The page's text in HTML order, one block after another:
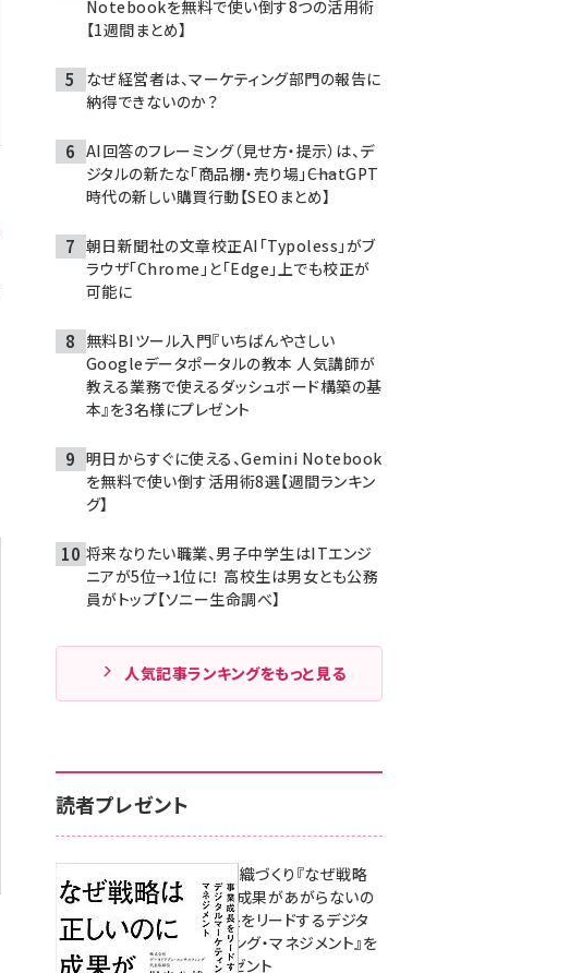
Notebookを無料で使い倒す8つの活用術
【1週間まとめ】
なぜ経営者は、マーケティング部門の報告に
納得できないのか？
AI回答のフレーミング（見せ方・提示）は、デ
ジタルの新たな「商品棚・売り場」――ChatGPT
時代の新しい購買行動【SEOまとめ】
朝日新聞社の文章校正AI「Typoless」がブ
ラウザ「Chrome」と「Edge」上でも校正が
可能に
無料BIツール入門『いちばんやさしい
Googleデータポータルの教本 人気講師が
教える業務で使えるダッシュボード構築の基
本』を3名様にプレゼント
明日からすぐに使える、Gemini Notebook
を無料で使い倒す活用術8選【週間ランキン
グ】
将来なりたい職業、男子中学生はITエンジ
ニアが5位→1位に！ 高校生は男女とも公務
員がトップ【ソニー生命調べ】
人気記事ランキングをもっと見る
読者プレゼント
成果を生む組織づくり『なぜ戦略
は正しいのに成果があがらないの
か？ 事業成長をリードするデジタ
ルマーケティング・マネジメント』を
3名様にプレゼント